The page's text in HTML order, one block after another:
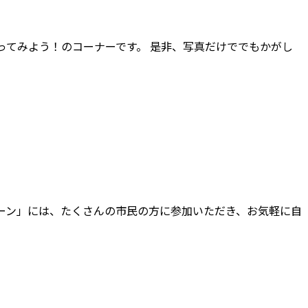
みよう！のコーナーです。 是非、写真だけででもかがし
」には、たくさんの市民の方に参加いただき、お気軽に自